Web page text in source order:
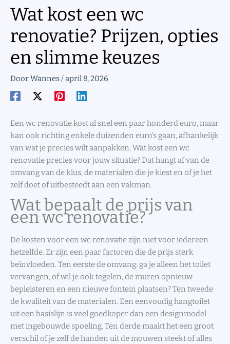
Wat kost een wc
renovatie? Prijzen, opties
en slimme keuzes
DoorWannes/april 8, 2026
Een wc renovatie kost al snel een paar honderd euro, maar
kan ook richting enkele duizenden euro’s gaan, afhankelijk
van wat je precies wilt aanpakken. Wat kost een wc
renovatie precies voor jouw situatie? Dat hangt af van de
omvang van de klus, de materialen die je kiest en of je het
zelf doet of uitbesteedt aan een vakman.
Wat bepaalt de prijs van
een wc renovatie?
De kosten voor een wc renovatie zijn niet voor iedereen
hetzelfde. Er zijn een paar factoren die de prijs sterk
beïnvloeden. Ten eerste de omvang: ga je alleen het toilet
vervangen, of wil je ook tegelen, de muren opnieuw
bepleisteren en een nieuwe fontein plaatsen? Ten tweede
de kwaliteit van de materialen. Een eenvoudig hangtoilet
uit een basislijn is veel goedkoper dan een designmodel
met ingebouwde spoeling. Ten derde maakt het een groot
verschil of je zelf de handen uit de mouwen steekt of alles